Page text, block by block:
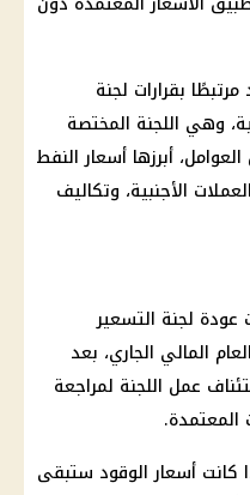
بقرارات لجنة
وهي اللجنة المختصة
أبرزها أسعار النفط
الأجنبية، وتكاليف
عودة لجنة التسعير
المالي الجاري، بعد
عمل اللجنة لمراجعة
المعتمدة.
كانت أسعار الوقود ستبقى